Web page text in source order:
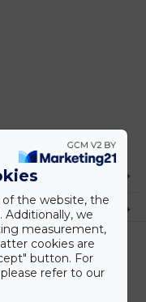
the website, the
Additionally, we
measurement,
cookies are
button. For
refer to our